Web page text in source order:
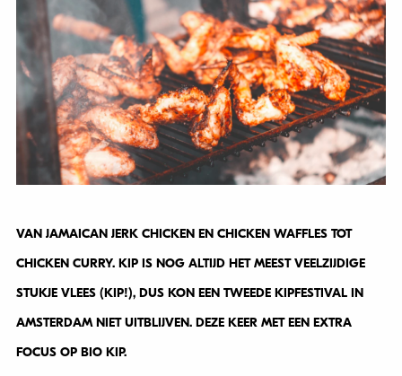
VAN JAMAICAN JERK CHICKEN EN CHICKEN WAFFLES TOT
CHICKEN CURRY. KIP IS NOG ALTIJD HET MEEST VEELZIJDIGE
STUKJE VLEES (KIP!), DUS KON EEN TWEEDE KIPFESTIVAL IN
AMSTERDAM NIET UITBLIJVEN. DEZE KEER MET EEN EXTRA
FOCUS OP BIO KIP.